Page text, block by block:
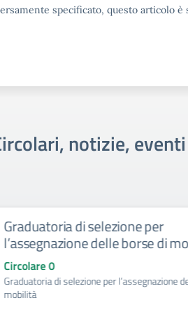
specificato, questo articolo
notizie,
Graduatoria di selezione per
l’assegnazione delle borse di
Circolare 0
Graduatoria di selezione per l’assegnazione
mobilità